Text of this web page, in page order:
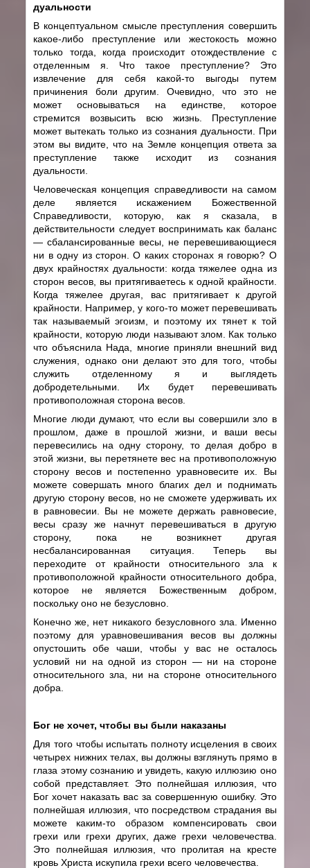
дуальности
В концептуальном смысле преступления совершить
какое-либо преступление или жестокость можно
только тогда, когда происходит отождествление с
отделенным я. Что такое преступление? Это
извлечение для себя какой-то выгоды путем
причинения боли другим. Очевидно, что это не
может основываться на единстве, которое
стремится возвысить всю жизнь. Преступление
может вытекать только из сознания дуальности. При
этом вы видите, что на Земле концепция ответа за
преступление также исходит из сознания
дуальности.
Человеческая концепция справедливости на самом
деле является искажением Божественной
Справедливости, которую, как я сказала, в
действительности следует воспринимать как баланс
— сбалансированные весы, не перевешивающиеся
ни в одну из сторон. О каких сторонах я говорю? О
двух крайностях дуальности: когда тяжелее одна из
сторон весов, вы притягиваетесь к одной крайности.
Когда тяжелее другая, вас притягивает к другой
крайности. Например, у кого-то может перевешивать
так называемый эгоизм, и поэтому их тянет к той
крайности, которую люди называют злом. Как только
что объяснила Нада, многие приняли внешний вид
служения, однако они делают это для того, чтобы
служить отделенному я и выглядеть
добродетельными. Их будет перевешивать
противоположная сторона весов.
Многие люди думают, что если вы совершили зло в
прошлом, даже в прошлой жизни, и ваши весы
перевесились на одну сторону, то делая добро в
этой жизни, вы перетянете вес на противоположную
сторону весов и постепенно уравновесите их. Вы
можете совершать много благих дел и поднимать
другую сторону весов, но не сможете удерживать их
в равновесии. Вы не можете держать равновесие,
весы сразу же начнут перевешиваться в другую
сторону, пока не возникнет другая
несбалансированная ситуация. Теперь вы
переходите от крайности относительного зла к
противоположной крайности относительного добра,
которое не является Божественным добром,
поскольку оно не безусловно.
Конечно же, нет никакого безусловного зла. Именно
поэтому для уравновешивания весов вы должны
опустошить обе чаши, чтобы у вас не осталось
условий ни на одной из сторон — ни на стороне
относительного зла, ни на стороне относительного
добра.
Бог не хочет, чтобы вы были наказаны
Для того чтобы испытать полноту исцеления в своих
четырех нижних телах, вы должны взглянуть прямо в
глаза этому сознанию и увидеть, какую иллюзию оно
собой представляет. Это полнейшая иллюзия, что
Бог хочет наказать вас за совершенную ошибку. Это
полнейшая иллюзия, что посредством страдания вы
можете каким-то образом компенсировать свои
грехи или грехи других, даже грехи человечества.
Это полнейшая иллюзия, что пролитая на кресте
кровь Христа искупила грехи всего человечества.